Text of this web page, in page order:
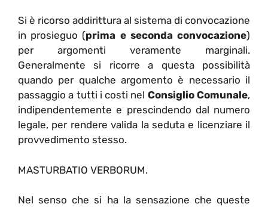
Si è ricorso addirittura al sistema di convocazione
in prosieguo (prima e seconda convocazione)
per argomenti veramente marginali.
Generalmente si ricorre a questa possibilità
quando per qualche argomento è necessario il
passaggio a tutti i costi nel Consiglio Comunale,
indipendentemente e prescindendo dal numero
legale, per rendere valida la seduta e licenziare il
provvedimento stesso.
MASTURBATIO VERBORUM.
Nel senso che si ha la sensazione che queste